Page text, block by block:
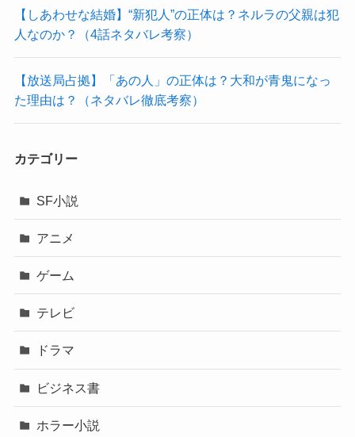
【しあわせな結婚】“新犯人”の正体は？ネルラの父親は犯
人なのか？（4話ネタバレ考察）
【放送局占拠】「あの人」の正体は？大和が青鬼になっ
た理由は？（ネタバレ徹底考察）
カテゴリー
SF小説
アニメ
ゲーム
テレビ
ドラマ
ビジネス書
ホラー小説